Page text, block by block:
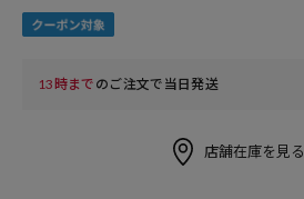
13時まで のご注文で当日発送
店舗在庫を見る